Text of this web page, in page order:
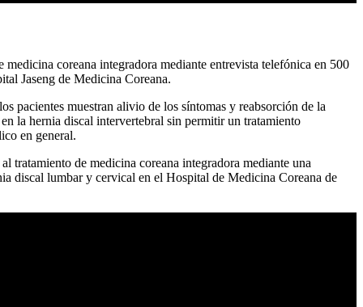
coreana integradora mediante entrevista telefónica en 500
Jaseng de Medicina Coreana.
pacientes muestran alivio de los síntomas y reabsorción de la
la hernia discal intervertebral sin permitir un tratamiento
en general.
tratamiento de medicina coreana integradora mediante una
discal lumbar y cervical en el Hospital de Medicina Coreana de